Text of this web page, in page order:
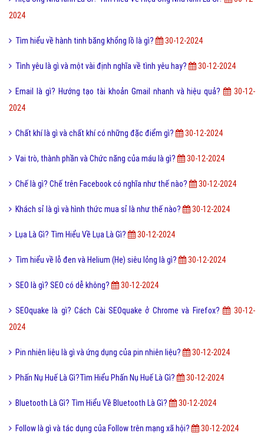
2024
Tìm hiểu về hành tinh băng khổng lồ là gì? 30-12-2024
Tình yêu là gì và một vài định nghĩa về tình yêu hay? 30-12-2024
Email là gì? Hướng tạo tài khoản Gmail nhanh và hiệu quả?
30-12-
2024
Chất khí là gì và chất khí có những đặc điểm gì? 30-12-2024
Vai trò, thành phần và Chức năng của máu là gì? 30-12-2024
Chế là gì? Chế trên Facebook có nghĩa như thế nào? 30-12-2024
Khách sỉ là gì và hình thức mua sỉ là như thế nào? 30-12-2024
Lụa Là Gì? Tìm Hiểu Về Lụa Là Gì? 30-12-2024
Tìm hiểu về lỗ đen và Helium (He) siêu lỏng là gì? 30-12-2024
SEO là gì? SEO có dễ không? 30-12-2024
SEOquake là gì? Cách Cài SEOquake ở Chrome và Firefox?
30-12-
2024
Pin nhiên liệu là gì và ứng dụng của pin nhiên liệu? 30-12-2024
Phấn Nụ Huế Là Gì?Tìm Hiểu Phấn Nụ Huế Là Gì? 30-12-2024
Bluetooth Là Gì? Tìm Hiểu Về Bluetooth Là Gì? 30-12-2024
Follow là gì và tác dụng của Follow trên mạng xã hội? 30-12-2024